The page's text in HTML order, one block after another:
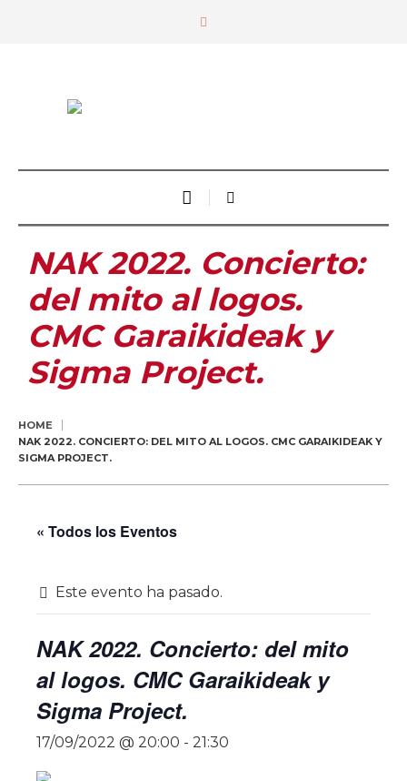
NAK 2022. Concierto:
del mito al logos.
CMC Garaikideak y
Sigma Project.
HOME
NAK 2022. CONCIERTO: DEL MITO AL LOGOS. CMC GARAIKIDEAK Y
SIGMA PROJECT.
« Todos los Eventos
Este evento ha pasado.
NAK 2022. Concierto: del mito
al logos. CMC Garaikideak y
Sigma Project.
17/09/2022 @ 20:00 - 21:30